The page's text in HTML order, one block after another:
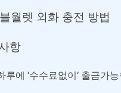
월렛 외화 충전 방법
항
루에 ‘수수료없이’ 출금가